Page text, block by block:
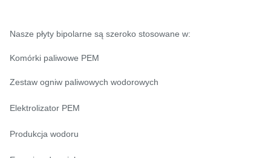
Nasze płyty bipolarne są szeroko stosowane w:
Komórki paliwowe PEM
Zestaw ogniw paliwowych wodorowych
Elektrolizator PEM
Produkcja wodoru